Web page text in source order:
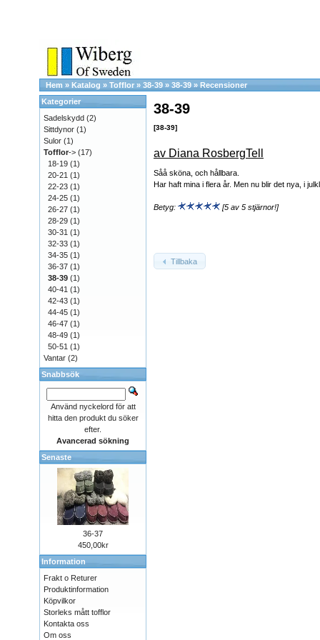
Hem » Katalog » Tofflor » 38-39 » 38-39 » Recensioner
38-39
[38-39]
av Diana RosbergTell
Såå sköna, och hållbara.
Har haft mina i flera år. Men nu blir det nya, i
Betyg: [5 av 5 stjärnor!]
Tillbaka
Kategorier
Sadelskydd (2)
Sittdynor (1)
Sulor (1)
Tofflor-> (17)
18-19 (1)
20-21 (1)
22-23 (1)
24-25 (1)
26-27 (1)
28-29 (1)
30-31 (1)
32-33 (1)
34-35 (1)
36-37 (1)
38-39 (1)
40-41 (1)
42-43 (1)
44-45 (1)
46-47 (1)
48-49 (1)
50-51 (1)
Vantar (2)
Snabbsök
Använd nyckelord för att
hitta den produkt du söker
efter.
Avancerad sökning
Senaste
36-37
450,00kr
Information
Frakt o Returer
Produktinformation
Köpvilkor
Storleks mått tofflor
Kontakta oss
Om oss